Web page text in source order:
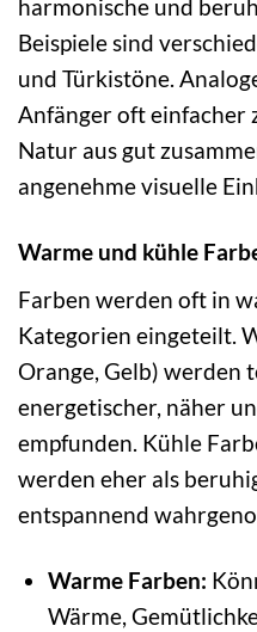
harmonische und
Beispiele sind
und Türkistöne.
Anfänger oft einfacher
Natur aus gut
angenehme visuelle
Warme und kühle
Farben werden oft in
Kategorien eingeteilt.
Orange, Gelb) werden
energetischer, näher
empfunden. Kühle
werden eher als
entspannend
Warme Farben:
Wärme,